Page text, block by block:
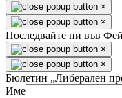
×
×
Последвайте ни във
×
×
Бюлетин „Либерален
Име